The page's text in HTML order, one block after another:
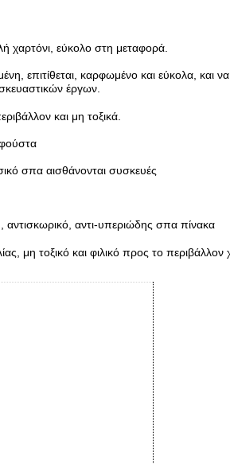
χαρτόνι, εύκολο στη μεταφορά.
επιτίθεται, καρφωμένο και εύκολα, και
έργων.
και μη τοξικά.
σπα αισθάνονται συσκευές
αντι-υπεριώδης σπα πίνακα
μη τοξικό και φιλικό προς το περιβάλλον